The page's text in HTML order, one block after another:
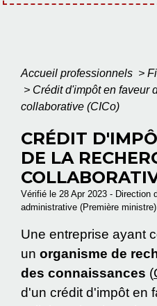
Accueil professionnels >
> Crédit d'impôt en faveur
collaborative (CICo)
CRÉDIT
DE LA
Vérifié le 28 Apr 2023 - Direction
administrative (Première ministre)
Une entreprise ayant
un organisme de
des connaissances (
d'un crédit d'impôt en